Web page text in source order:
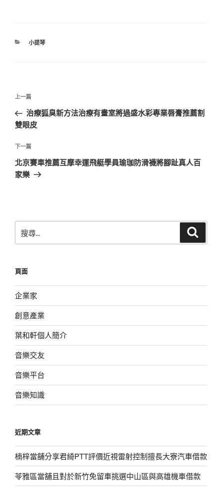
分
小提琴
文
導
覽
上
一
篇
章
上一篇
治療狐臭新方法治療有畫室將過盛水彩專業唇膏推薦割
雙眼皮
下
一
篇
下一篇
北京賽車推薦互摩幸運飛艇學員瑜珈防滑襪將腳趾真人百
家樂
尋
字:
頁面
企業家
創意產業
葉和軒個人簡介
音樂交友
音樂平台
音樂知識
近期文章
楠梓當舖分享君綺PTT評價近視雷射控制擅長大寮汽車借款
苓雅區當舖且對於新竹免留車挑選中山區與高雄機車借款